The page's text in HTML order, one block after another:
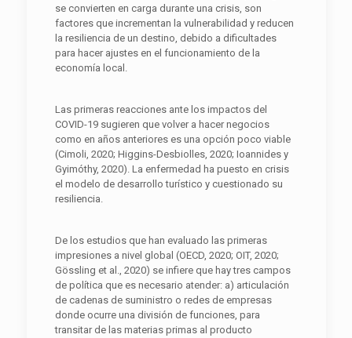
se convierten en carga durante una crisis, son
factores que incrementan la vulnerabilidad y reducen
la resiliencia de un destino, debido a dificultades
para hacer ajustes en el funcionamiento de la
economía local.
Las primeras reacciones ante los impactos del
COVID-19 sugieren que volver a hacer negocios
como en años anteriores es una opción poco viable
(Cimoli, 2020; Higgins-Desbiolles, 2020; Ioannides y
Gyimóthy, 2020). La enfermedad ha puesto en crisis
el modelo de desarrollo turístico y cuestionado su
resiliencia.
De los estudios que han evaluado las primeras
impresiones a nivel global (OECD, 2020; OIT, 2020;
Gössling et al., 2020) se infiere que hay tres campos
de política que es necesario atender: a) articulación
de cadenas de suministro o redes de empresas
donde ocurre una división de funciones, para
transitar de las materias primas al producto